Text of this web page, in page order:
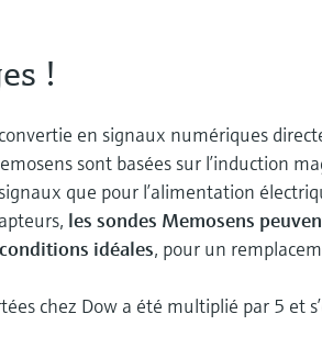
!
en signaux numériques
sont basées sur l’induction
que pour l’alimentation
les sondes Memosens
idéales, pour un
chez Dow a été multiplié par 5 et